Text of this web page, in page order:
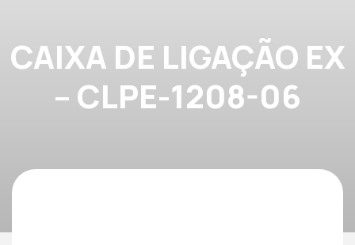
CAIXA DE LIGAÇÃO EX
– CLPE-1208-06